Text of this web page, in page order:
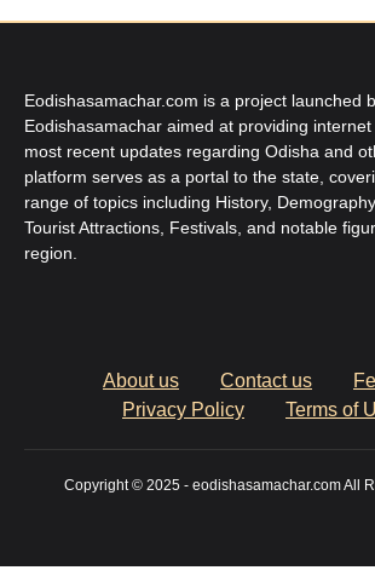
Eodishasamachar.com is a project launched
Eodishasamachar aimed at providing
most recent updates regarding Odisha and
platform serves as a portal to the state,
range of topics including History,
Tourist Attractions, Festivals, and notable
region.
About us Contact us
Privacy Policy
Terms of
Copyright © 2025 - eodishasamachar.com All